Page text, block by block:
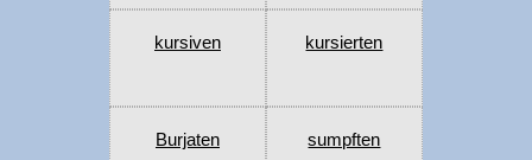
kursiven kursierten
Burjaten sumpften